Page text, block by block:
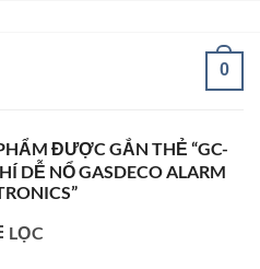
0
ĐƯỢC GẮN THẺ “GC-
DỄ NỔ GASDECO ALARM
LỌC